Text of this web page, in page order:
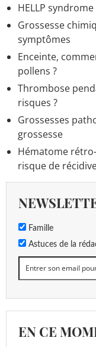
HELLP
Grossesse
symptômes
Enceinte,
pollens ?
Thrombose
risques ?
Grossesses
grossesse
Hématome
risque de
Famille
Astuces de la
EN CE